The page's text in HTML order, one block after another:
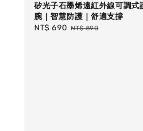
矽光子石墨烯遠紅外線可調式
腕｜智慧防護｜舒適支撐
Sale
NT$ 690 Regular
NT$ 890